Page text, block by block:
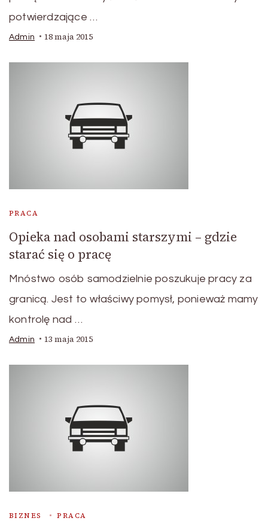
potwierdzające …
Admin 18 maja 2015
PRACA
Opieka nad osobami starszymi – gdzie
starać się o pracę
Mnóstwo osób samodzielnie poszukuje pracy za
granicą. Jest to właściwy pomysł, ponieważ mamy
kontrolę nad …
Admin 13 maja 2015
BIZNES PRACA